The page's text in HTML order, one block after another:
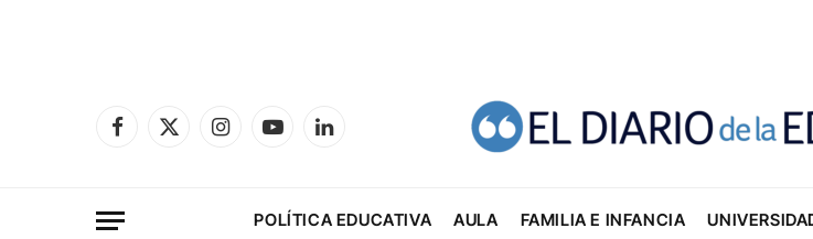
Facebook
X
InstagramYouTubeLinkedIn
POLÍTICA EDUCATIVA AULA FAMILIA E INFANCIA